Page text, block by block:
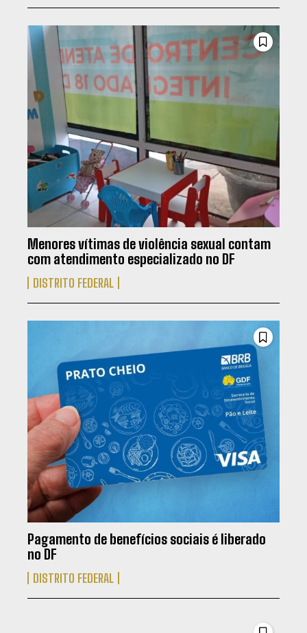
Menores vítimas de violência sexual contam
com atendimento especializado no DF
DISTRITO FEDERAL
Pagamento de benefícios sociais é liberado
no DF
DISTRITO FEDERAL